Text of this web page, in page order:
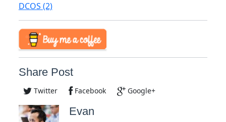
DCOS (2)
Share Post
Twitter Facebook Google+
Evan